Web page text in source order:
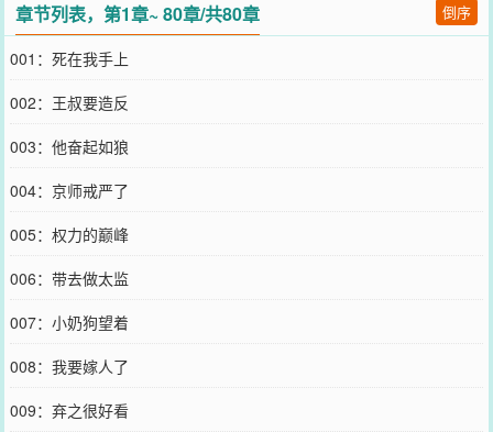
章节列表，第1章~ 80章/共80章 倒序
001：死在我手上
002：王叔要造反
003：他奋起如狼
004：京师戒严了
005：权力的巅峰
006：带去做太监
007：小奶狗望着
008：我要嫁人了
009：弃之很好看